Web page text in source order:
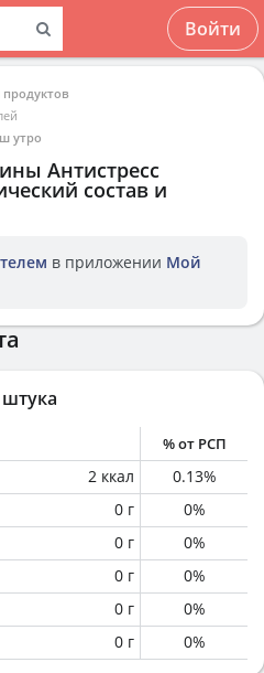
Войти
утро
Антистресс
состав и
в приложении Мой
штука
% от РСП
2 ккал 0.13%
0 г 0%
0 г 0%
0 г 0%
0 г 0%
0 г 0%